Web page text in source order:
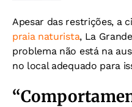
Apesar das restrições, a
praia naturista, La
problema não está na
no local adequado para